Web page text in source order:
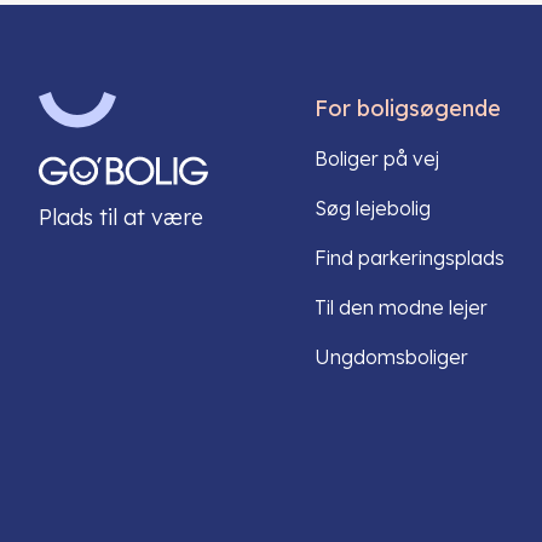
Plads til at være
For boligsøgende
Boliger på vej
Søg lejebolig
Find parkeringsplads
Til den modne lejer
Ungdomsboliger